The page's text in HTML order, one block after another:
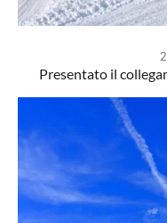
Presentato il